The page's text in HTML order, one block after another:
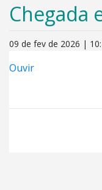
Chegada
09 de fev de 2026 |
Ouvir